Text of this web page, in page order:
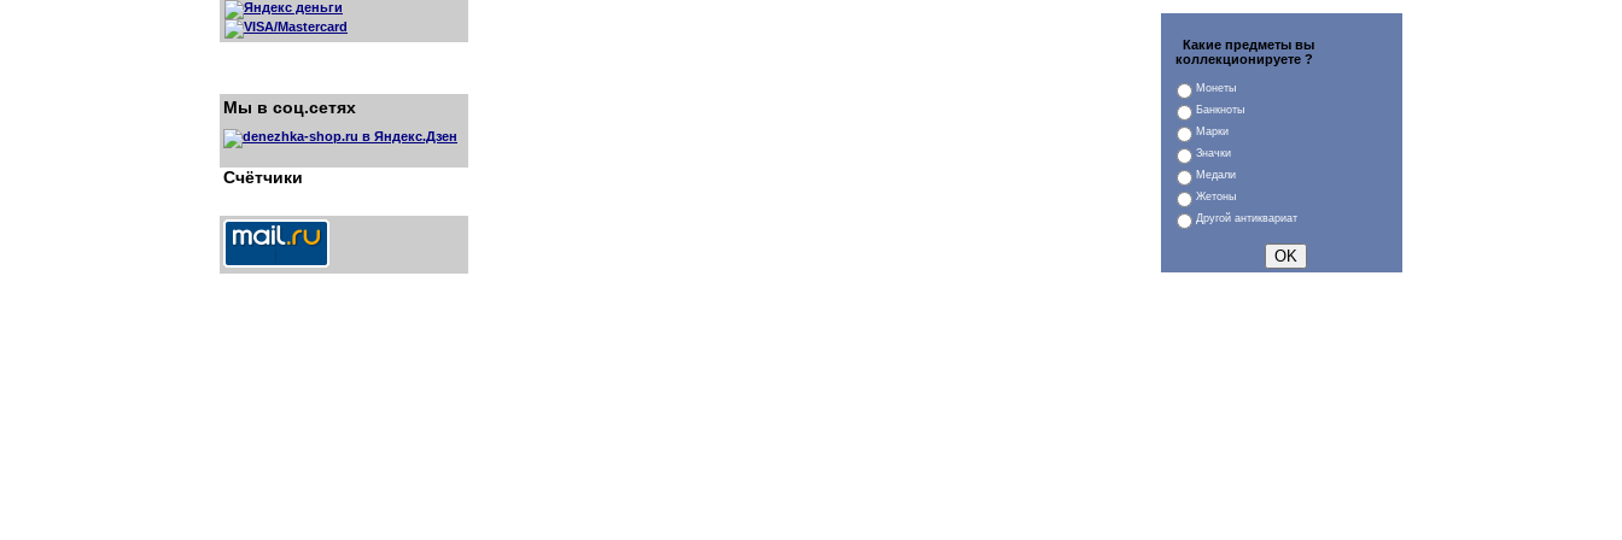
Мы в соц.сетях
Счётчики
Какие предметы вы
коллекционируете ?
Монеты
Банкноты
Марки
Значки
Медали
Жетоны
Другой антиквариат